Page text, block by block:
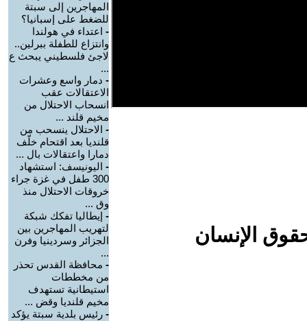
الإنسان
المهاجرين إلى سبتة
للضغط على إسبانيا؟
- اعتداء في هولندا
وانتزاع للطفلة ببرلين..
لاجئ فلسطيني يبحث ع
...
- دمار واسع وعشرات
الاعتقالات عقب
انسحاب الاحتلال من
مخيم قلند ...
- الاحتلال ينسحب من
قلنديا بعد اقتحام خلّف
دمارا واعتقالات بال ...
- اليونيسف: استشهاد
300 طفل في غزة جراء
خروقات الاحتلال منذ
وق ...
- إيطاليا تفكك شبكة
لتهريب المهاجرين بين
الجزائر وسردينيا وفرن
...
- محافظة القدس تحذر
من مخططات
استيطانية تستهدف
مخيم قلنديا وقض ...
- رئيس بلدية سبتة يؤكد